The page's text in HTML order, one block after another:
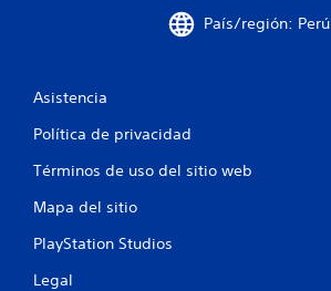
País/región: Perú
Asistencia
Política de privacidad
Términos de uso del sitio web
Mapa del sitio
PlayStation Studios
Legal